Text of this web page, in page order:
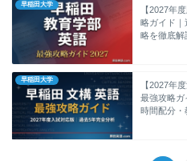
早稲田大学
【2027年
略ガイド｜
略を徹底解
早稲田大学
【2027年
最強攻略ガ
時間配分